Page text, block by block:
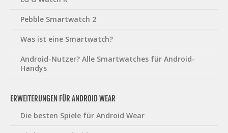
Pebble Smartwatch 2
Was ist eine Smartwatch?
Android-Nutzer? Alle Smartwatches für Android-
Handys
ERWEITERUNGEN FÜR ANDROID WEAR
Die besten Spiele für Android Wear